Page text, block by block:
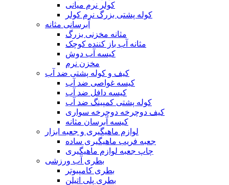
کولر نرم میانی
کوله پشتی بزرگ نرم کولر
آبرسانی مثانه
مثانه مخزنی بزرگ
مثانه آب باز کننده کوچک
کیسه آب دوش
مخزن نرم
کیف و کوله پشتی ضد آب
کیسه غواصی ضد آب
کیسه دافل ضد آب
کوله پشتی کمپینگ ضد آب
کیف دوچرخه دوچرخه سواری
کیسه آبرسان مثانه
لوازم ماهیگیری و جعبه ابزار
جعبه فریب ماهیگیری ساده
چاپ جعبه لوازم ماهیگیری
بطری آب ورزشی
بطری کامپیوتر
بطری پلی اتیلن